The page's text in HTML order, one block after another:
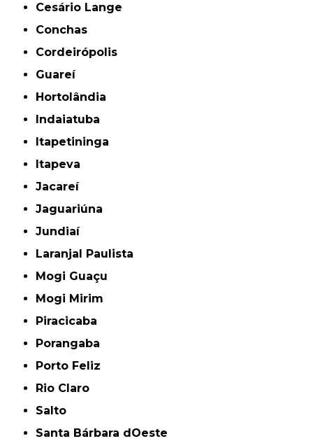
Cesário Lange
Conchas
Cordeirópolis
Guareí
Hortolândia
Indaiatuba
Itapetininga
Itapeva
Jacareí
Jaguariúna
Jundiaí
Laranjal Paulista
Mogi Guaçu
Mogi Mirim
Piracicaba
Porangaba
Porto Feliz
Rio Claro
Salto
Santa Bárbara dOeste